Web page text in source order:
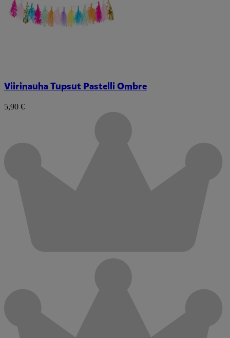
Viirinauha Tupsut Pastelli Ombre
5,90 €